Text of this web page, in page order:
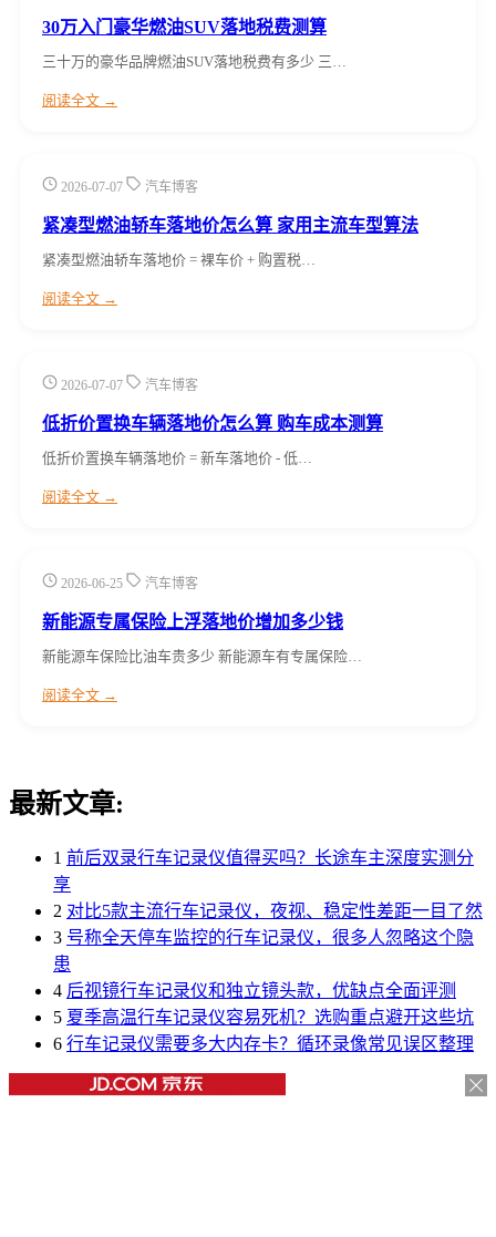
30万入门豪华燃油SUV落地税费测算
三十万的豪华品牌燃油SUV落地税费有多少 三…
阅读全文 →
2026-07-07 汽车博客
紧凑型燃油轿车落地价怎么算 家用主流车型算法
紧凑型燃油轿车落地价 = 裸车价 + 购置税…
阅读全文 →
2026-07-07 汽车博客
低折价置换车辆落地价怎么算 购车成本测算
低折价置换车辆落地价 = 新车落地价 - 低…
阅读全文 →
2026-06-25 汽车博客
新能源专属保险上浮落地价增加多少钱
新能源车保险比油车贵多少 新能源车有专属保险…
阅读全文 →
最新文章:
1 前后双录行车记录仪值得买吗？长途车主深度实测分
享
2 对比5款主流行车记录仪，夜视、稳定性差距一目了然
3 号称全天停车监控的行车记录仪，很多人忽略这个隐
患
4 后视镜行车记录仪和独立镜头款，优缺点全面评测
5 夏季高温行车记录仪容易死机？选购重点避开这些坑
6 行车记录仪需要多大内存卡？循环录像常见误区整理